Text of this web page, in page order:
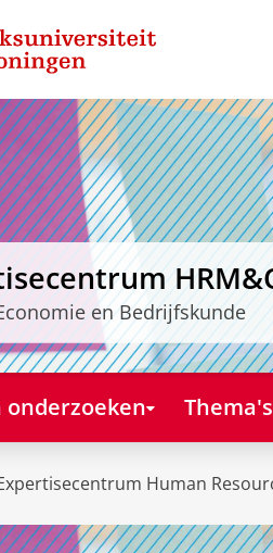
en Bedrijfskunde
onderzoeken Thema's
Human